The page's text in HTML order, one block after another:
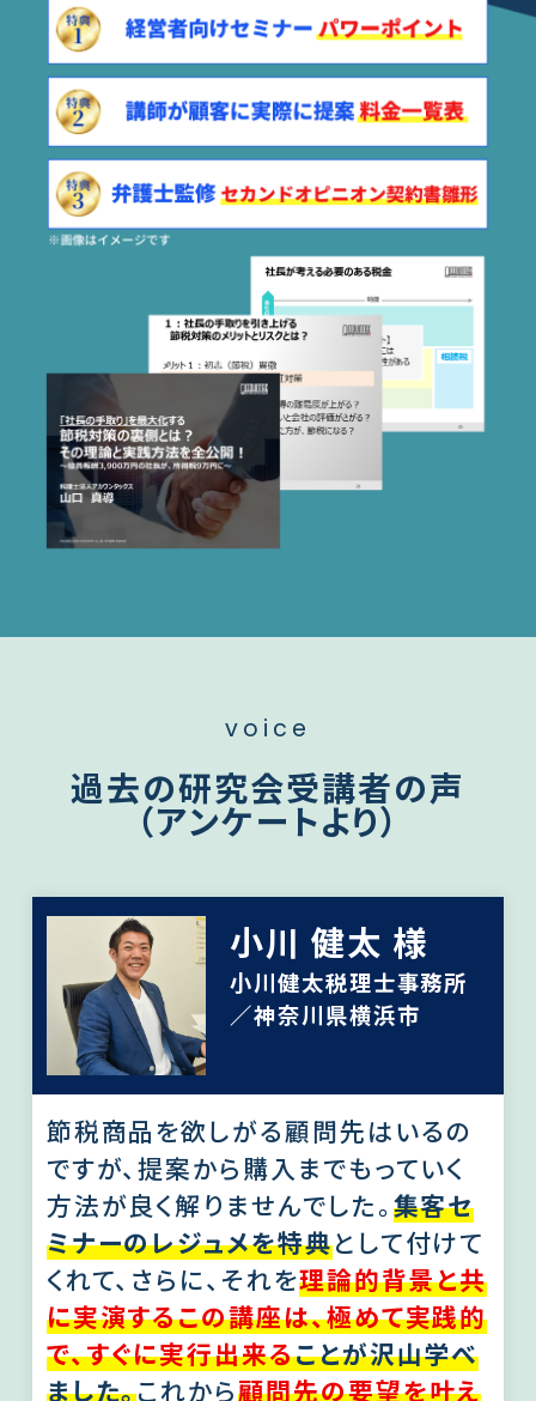
voice
過去の研究会受講者の声
（アンケートより）
小川 健太 様
小川健太税理士事務所
／神奈川県横浜市
節税商品を欲しがる顧問先はいるの
ですが、提案から購入までもっていく
方法が良く解りませんでした。 集客セ
ミナーのレジュメを特典として付けて
くれて、さらに、それを理論的背景と共
に実演するこの講座は、極めて実践的
で、すぐに実行出来ることが沢山学べ
ました。これから顧問先の要望を叶え